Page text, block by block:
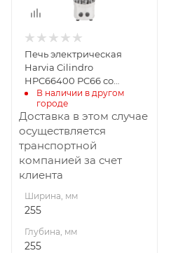
Материал
Нержавеющая
сталь
Масса камней, кг
75
Габариты В*Ш*Г мм
1340x255x255
Мощность, кВт
6
Печь электрическая
Harvia Cilindro
HPC66400 РC66 со
встроенным пультом
В наличии в другом
городе
Доставка в этом случае
осуществляется
транспортной
компанией за счет
клиента
Ширина, мм
255
Глубина, мм
255